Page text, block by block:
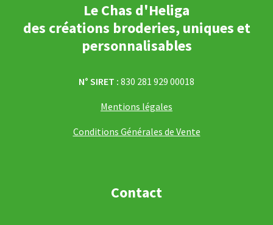
Le Chas d'Heliga
des créations broderies, uniques et
personnalisables
N° SIRET : 830 281 929 00018
Mentions légales
Conditions Générales de Vente
Contact